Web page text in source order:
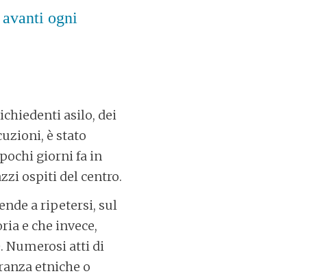
ogni
asilo, dei
è stato
pochi giorni fa in
ospiti del centro.
a ripetersi, sul
e che invece,
Numerosi atti di
etniche o